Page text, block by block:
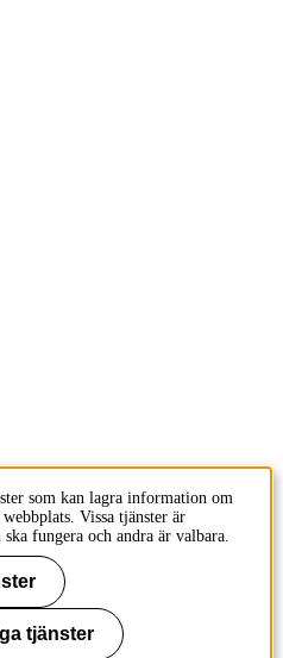
som kan lagra information om
Vissa tjänster är
fungera och andra är valbara.
tjänster